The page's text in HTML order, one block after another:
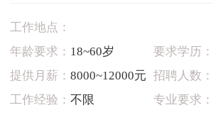
工作地点：
年龄要求： 18~60岁 要求学历：
提供月薪： 8000~12000元 招聘人数：
工作经验： 不限 专业要求：